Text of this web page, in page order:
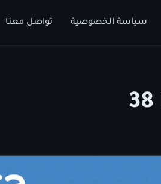
سياسة الخصوصية تواصل معنا